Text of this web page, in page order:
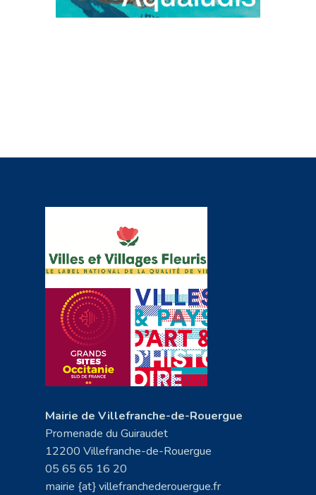
Mairie de Villefranche-de-Rouergue
Promenade du Guiraudet
12200 Villefranche-de-Rouergue
05 65 65 16 20
mairie {at} villefranchederouergue.fr